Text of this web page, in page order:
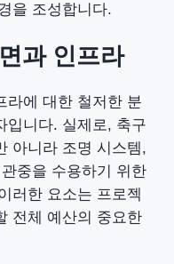
을 조성합니다.
과 인프라
라에 대한 철저한 분
입니다. 실제로, 축구
아니라 조명 시스템,
중을 수용하기 위한
러한 요소는 프로젝
전체 예산의 중요한